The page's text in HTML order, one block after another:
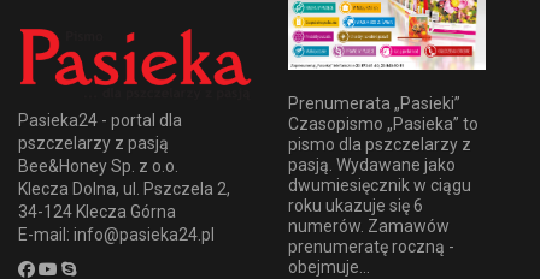
Pasieka24 - portal dla
pszczelarzy z pasją
Bee&Honey Sp. z o.o.
Klecza Dolna, ul. Pszczela 2,
34-124 Klecza Górna
E-mail: info@pasieka24.pl
Prenumerata „Pasieki”
Czasopismo „Pasieka” to
pismo dla pszczelarzy z
pasją. Wydawane jako
dwumiesięcznik w ciągu
roku ukazuje się 6
numerów. Zamawów
prenumeratę roczną -
obejmuje...